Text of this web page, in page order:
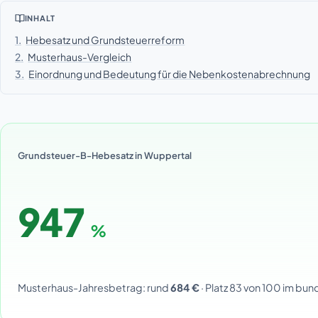
INHALT
1.
Hebesatz und Grundsteuerreform
2.
Musterhaus-Vergleich
3.
Einordnung und Bedeutung für die Nebenkostenabrechnung
Grundsteuer-B-Hebesatz in Wuppertal
947 %
Musterhaus-Jahresbetrag: rund684 €· Platz 83 von 100 im